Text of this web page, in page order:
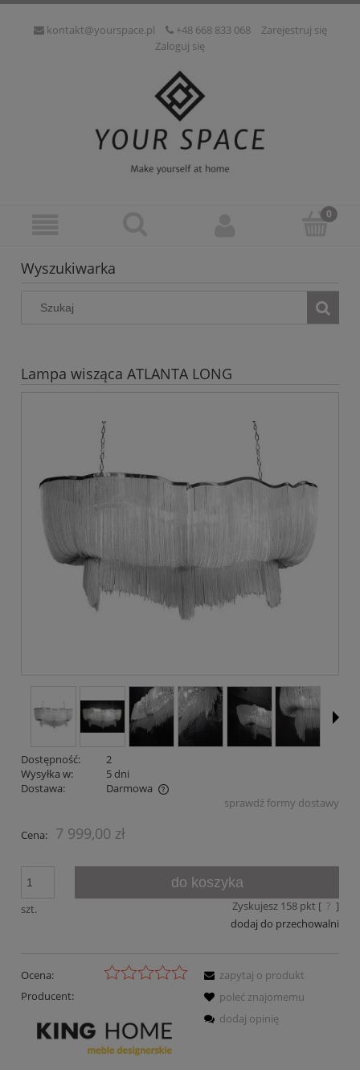
kontakt@yourspace.pl +48 668 833 068
Zarejestruj się
Zaloguj się
Wyszukiwarka
Lampa wisząca ATLANTA LONG
Dostępność:
2
Wysyłka w:
5 dni
Dostawa:
Darmowa
Cena nie zawiera ewentualnych kosztów płatnościsprawdź formy dostawy
Cena: 7 999,00 zł
szt.
do koszyka
Zyskujesz 158pkt [ ? ]
dodaj do przechowalni
Ocena:
Producent:
zapytaj o produkt
poleć znajomemu
dodaj opinię